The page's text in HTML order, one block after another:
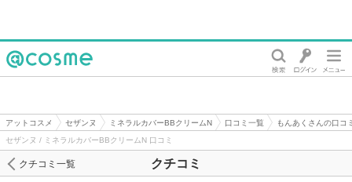
アットコスメ セザンヌ ミネラルカバーBBクリームN 口コミ一覧
もんあくさんの口コ
セザンヌ / ミネラルカバーBBクリームN 口コミ
クチコミ
クチコミ一覧